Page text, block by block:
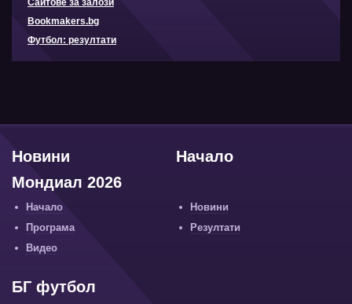
Сайтове за залози
Bookmakers.bg
Футбол: резултати
Начало
Новини
Мондиал 2026
Начало
Новини
Програма
Резултати
Видео
БГ футбол